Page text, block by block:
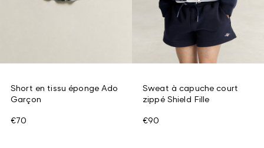
Short en tissu éponge Ado
Garçon
€70
Sweat à capuche court
zippé Shield Fille
€90